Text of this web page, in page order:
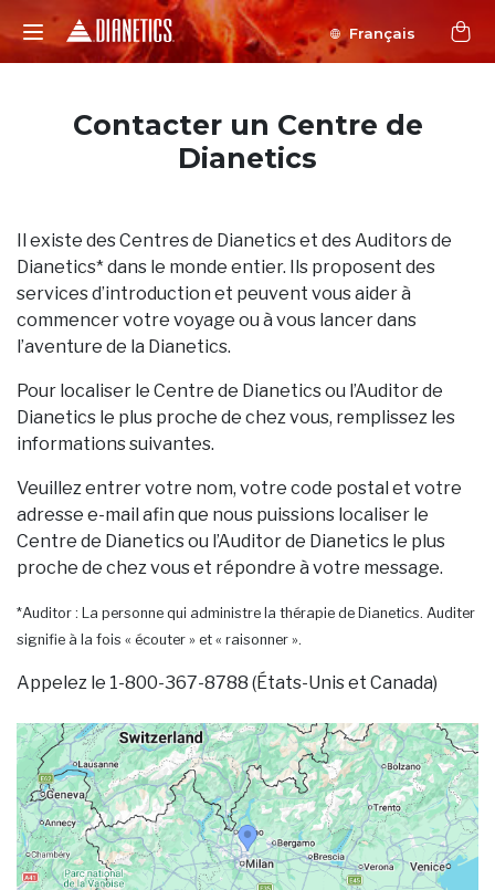
Français
Contacter un Centre de
Dianetics
Il existe des Centres de Dianetics et des Auditors de
Dianetics* dans le monde entier. Ils proposent des
services d’introduction et peuvent vous aider à
commencer votre voyage ou à vous lancer dans
l’aventure de la Dianetics.
Pour localiser le Centre de Dianetics ou l’Auditor de
Dianetics le plus proche de chez vous, remplissez les
informations suivantes.
Veuillez entrer votre nom, votre code postal et votre
adresse e-mail afin que nous puissions localiser le
Centre de Dianetics ou l’Auditor de Dianetics le plus
proche de chez vous et répondre à votre message.
*Auditor : La personne qui administre la thérapie de Dianetics. Auditer
signifie à la fois « écouter » et « raisonner ».
Appelez le 1-800-367-8788 (États-Unis et Canada)